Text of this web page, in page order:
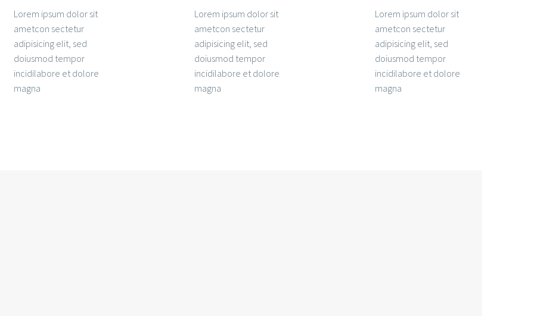
Lorem ipsum dolor sit
ametcon sectetur
adipisicing elit, sed
doiusmod tempor
incidilabore et dolore
magna
Lorem ipsum dolor sit
ametcon sectetur
adipisicing elit, sed
doiusmod tempor
incidilabore et dolore
magna
Lorem ipsum dolor sit
ametcon sectetur
adipisicing elit, sed
doiusmod tempor
incidilabore et dolore
magna